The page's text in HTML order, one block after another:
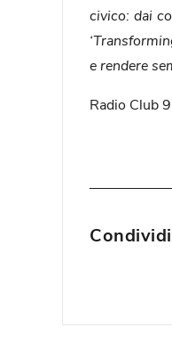
civico: dai
e rendere
Radio Club